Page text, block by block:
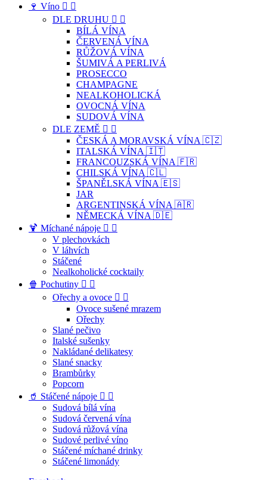
🍷 Víno  
DLE DRUHU  
BÍLÁ VÍNA
ČERVENÁ VÍNA
RŮŽOVÁ VÍNA
ŠUMIVÁ A PERLIVÁ
PROSECCO
CHAMPAGNE
NEALKOHOLICKÁ
OVOCNÁ VÍNA
SUDOVÁ VÍNA
DLE ZEMĚ  
ČESKÁ A MORAVSKÁ VÍNA 🇨🇿
ITALSKÁ VÍNA 🇮🇹
FRANCOUZSKÁ VÍNA 🇫🇷
CHILSKÁ VÍNA 🇨🇱
ŠPANĚLSKÁ VÍNA 🇪🇸
JAR
ARGENTINSKÁ VÍNA 🇦🇷
NĚMECKÁ VÍNA 🇩🇪
🍹 Míchané nápoje  
V plechovkách
V láhvích
Stáčené
Nealkoholické cocktaily
🍿 Pochutiny  
Ořechy a ovoce  
Ovoce sušené mrazem
Ořechy
Slané pečivo
Italské sušenky
Nakládané delikatesy
Slané snacky
Brambůrky
Popcorn
🥤 Stáčené nápoje  
Sudová bílá vína
Sudová červená vína
Sudová růžová vína
Sudové perlivé víno
Stáčené míchané drinky
Stáčené limonády